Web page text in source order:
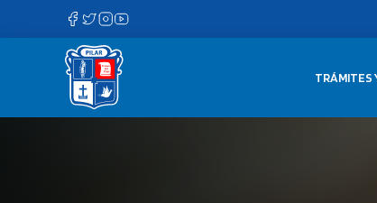
contenido
TRÁMITES